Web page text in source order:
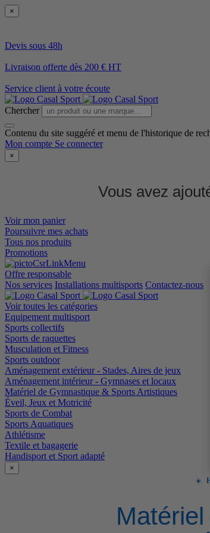
×
Devis sous 48h
Livraison offerte dès 200 € HT
Service client à votre écoute
Chercher
Contenu du site suggéré et menu de l'historique de
Mon compte Se connecter
×
Vous avez
Voir mon panier
Poursuivre mes achats
Tous nos produits
Promotions
Offre responsable
Nos services Installations multisports Contactez-nous
Voir toutes les catégories
Equipement multisport
Sports collectifs
Sports de raquettes
Musculation et Fitness
Sports outdoor
Aménagement extérieur - Stades, Aires de jeux
Aménagement intérieur - Gymnases et locaux
Matériel de Gymnastique & Sports Artistiques
Éveil, Jeux et Motricité
Sports de Combat
Sports Aquatiques
Athlétisme
Textile et bagagerie
Handisport et Sport adapté
×
☀️